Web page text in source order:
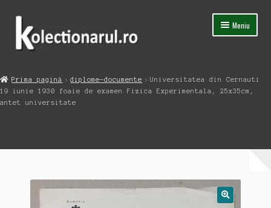
Sari
navigare
Sari
conținut
Meniu
Magazin
Extinde
Blog
Contact
Prima pagină diplome-documente
Universitatea din Cernauti
19 iunie 1930 foaie de examen Fizica Experimentala, 25x35cm,
antet universitate